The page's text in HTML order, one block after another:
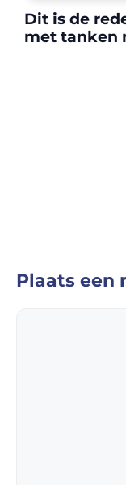
Dit is de
met tanken
Plaats een